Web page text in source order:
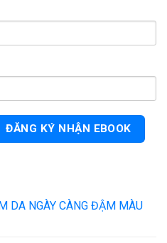
DA NGÀY CÀNG ĐẬM MÀU